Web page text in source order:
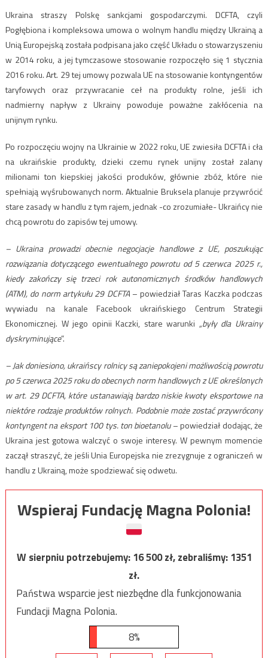
Ukraina straszy Polskę sankcjami gospodarczymi. DCFTA, czyli
Pogłębiona i kompleksowa umowa o wolnym handlu między Ukrainą a
Unią Europejską została podpisana jako część Układu o stowarzyszeniu
w 2014 roku, a jej tymczasowe stosowanie rozpoczęło się 1 stycznia
2016 roku. Art. 29 tej umowy pozwala UE na stosowanie kontyngentów
taryfowych oraz przywracanie ceł na produkty rolne, jeśli ich
nadmierny napływ z Ukrainy powoduje poważne zakłócenia na
unijnym rynku.
Po rozpoczęciu wojny na Ukrainie w 2022 roku, UE zwiesiła DCFTA i cła
na ukraińskie produkty, dzieki czemu rynek unijny został zalany
milionami ton kiepskiej jakości produków, głównie zbóż, które nie
spełniają wyśrubowanych norm. Aktualnie Bruksela planuje przywrócić
stare zasady w handlu z tym rajem, jednak -co zrozumiałe- Ukraińcy nie
chcą powrotu do zapisów tej umowy.
– Ukraina prowadzi obecnie negocjacje handlowe z UE, poszukując
rozwiązania dotyczącego ewentualnego powrotu od 5 czerwca 2025 r.,
kiedy zakończy się trzeci rok autonomicznych środków handlowych
(ATM), do norm artykułu 29 DCFTA– powiedział Taras Kaczka podczas
wywiadu na kanale Facebook ukraińskiego Centrum Strategii
Ekonomicznej. W jego opinii Kaczki, stare warunki „były dla Ukrainy
dyskryminujące”.
– Jak doniesiono,ukraińscy rolnicysą zaniepokojeni możliwością powrotu
po 5 czerwca 2025 roku do obecnych norm handlowych z UE określonych
w art. 29 DCFTA, które ustanawiająbardzo niskie kwoty eksportowena
niektóre rodzaje produktów rolnych. Podobnie może zostać przywrócony
kontyngent na eksport 100 tys. ton bioetanolu– powiedział dodając, że
Ukraina jest gotowa walczyć o swoje interesy. W pewnym momencie
zaczął straszyć, że jeśli Unia Europejska nie zrezygnuje z ograniczeń w
handlu z Ukrainą, może spodziewać się odwetu.
Wspieraj Fundację Magna Polonia!
W sierpniu potrzebujemy:16 500zł, zebraliśmy:1351
zł.
Państwa wsparcie jest niezbędne dla funkcjonowania
Fundacji Magna Polonia.
8%